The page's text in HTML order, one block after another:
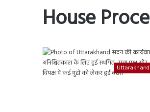
House
Uttarakhand